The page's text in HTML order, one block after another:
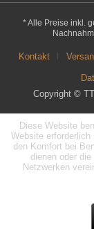
* Alle Preise inkl.
Kontakt
Copyright ©
Diese Website
Website
den Komfort bei
dienen oder
Netzwerken